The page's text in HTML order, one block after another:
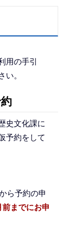
の手引
い。
史文化課に
予約をして
ら予約の申
までにお申